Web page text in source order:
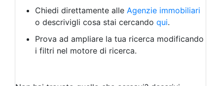
Albergo
Laboratorio Artigianale
Negozio/locale commerciale
Agriturismo
Magazzini
Chiedi direttamente alle Agenzie immobiliari
o descrivigli cosa stai cercando qui.
Prova ad ampliare la tua ricerca modificando
i filtri nel motore di ricerca.